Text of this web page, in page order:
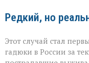
Редкий, но
Этот случай стал
гадюки в России за